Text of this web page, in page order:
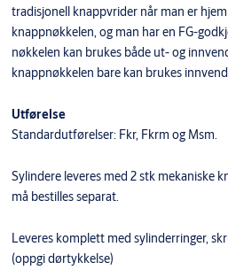
tradisjonell knappvrider når man er
knappnøkkelen, og man har en FG-
nøkkelen kan brukes både ut- og
knappnøkkelen bare kan brukes
Utførelse
Standardutførelser: Fkr, Fkrm og Msm.
Sylindere leveres med 2 stk mekaniske
må bestilles separat.
Leveres komplett med sylinderringer,
(oppgi dørtykkelse)